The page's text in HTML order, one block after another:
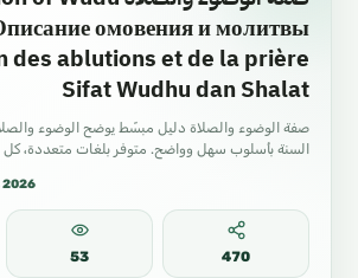
омовения и молитвы
des ablutions et de la prière
Sifat Wudhu dan Shalat
صفة الوضوء والصلاة دليل مبسّط يوضح الوضوء
السنة بأسلوب سهل وواضح. متوفر بلغات متعددة، كل
2026
53 470